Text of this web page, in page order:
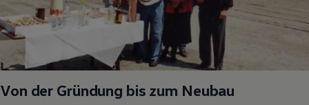
Motorenöl und Flüssigkeiten
Räder und Reifen
Pannen- und Unfallhilfe
Economy Service
Volkswagen Teile
Zubehör
Modellspezifisches Zubehör
Schutz und Pflege
Von der Gründung bis zum Neubau